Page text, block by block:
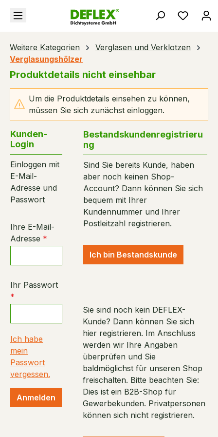
springen Du
Weitere Kategorien
Verglasen und Verklotzen
Verglasungshölzer
Produktdetails nicht einsehbar
Um die Produktdetails einsehen zu können,
müssen Sie sich zunächst einloggen.
Kunden-
Login
Einloggen mit
E-Mail-
Adresse und
Passwort
Ihre E-Mail-
Adresse *
Ihr Passwort
*
Ich habe
mein
Passwort
vergessen.
Anmelden
Bestandskundenregistrieru
ng
Sind Sie bereits Kunde, haben
aber noch keinen Shop-
Account? Dann können Sie sich
bequem mit Ihrer
Kundennummer und Ihrer
Postleitzahl registrieren.
Ich bin Bestandskunde
Sie sind noch kein DEFLEX-
Kunde? Dann können Sie sich
hier registrieren. Im Anschluss
werden wir Ihre Angaben
überprüfen und Sie
baldmöglichst für unseren Shop
freischalten. Bitte beachten Sie:
Dies ist ein B2B-Shop für
Gewerbekunden. Privatpersonen
können sich nicht registrieren.